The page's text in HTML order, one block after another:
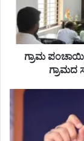
ಗ್ರಾಮ
ಗ್ರಾಮದ